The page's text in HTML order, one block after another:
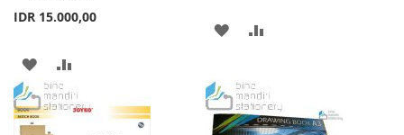
IDR 15.000,00
ADD
TO
WISH
TO
COMPARE
ADD
WISH
LIST
COMPARE